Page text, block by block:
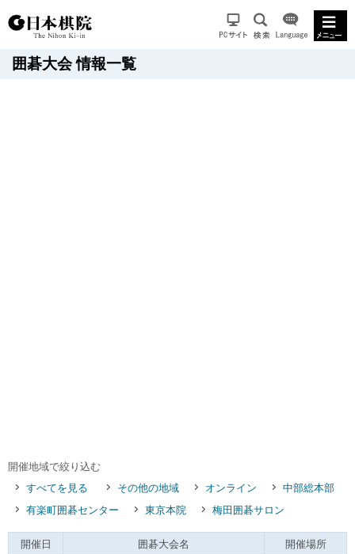
囲碁大会 情報一覧
開催地域で絞り込む
すべてを見る
その他の地域 オンライン
中部総本部
有楽町囲碁センター
東京本院 梅田囲碁サロン
開催日 囲碁大会名 開催場所